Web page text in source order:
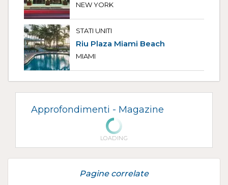
NEW YORK
STATI UNITI
Riu Plaza Miami Beach
MIAMI
Approfondimenti - Magazine
LOADING
Pagine correlate